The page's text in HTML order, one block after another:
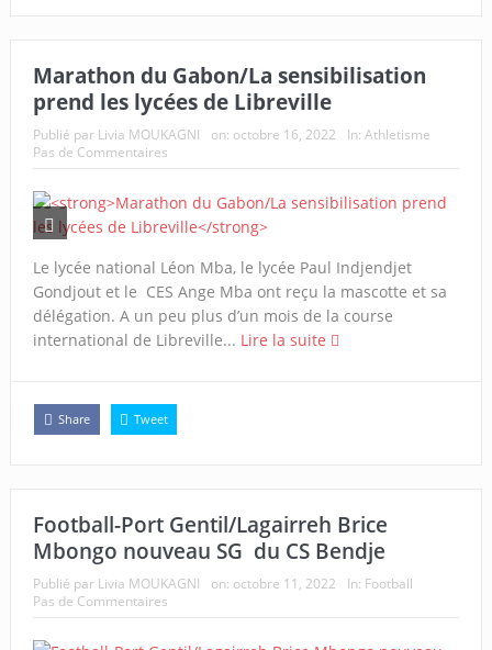
Marathon du Gabon/La sensibilisation
prend les lycées de Libreville
Publié par Livia MOUKAGNI on: octobre 16, 2022 In: Athletisme
Pas de Commentaires
Le lycée national Léon Mba, le lycée Paul Indjendjet
Gondjout et le CES Ange Mba ont reçu la mascotte et sa
délégation. A un peu plus d’un mois de la course
international de Libreville... Lire la suite
Share Tweet
Football-Port Gentil/Lagairreh Brice
Mbongo nouveau SG du CS Bendje
Publié par Livia MOUKAGNI on: octobre 11, 2022 In: Football
Pas de Commentaires